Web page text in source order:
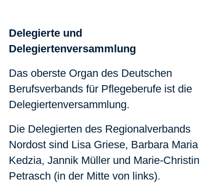
Delegierte und
Delegiertenversammlung
Das oberste Organ des Deutschen
Berufsverbands für Pflegeberufe ist die
Delegiertenversammlung.
Die Delegierten des Regionalverbands
Nordost sind Lisa Griese, Barbara Maria
Kedzia, Jannik Müller und Marie-Christin
Petrasch (in der Mitte von links).